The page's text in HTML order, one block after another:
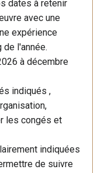
dates à retenir
avec une
expérience
l'année.
à décembre
indiqués ,
les congés et
indiquées
de suivre